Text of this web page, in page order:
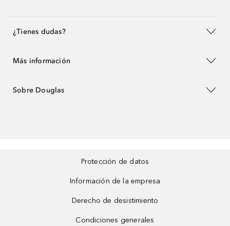
¿Tienes dudas?
Más información
Sobre Douglas
Protección de datos
Información de la empresa
Derecho de desistimiento
Condiciones generales